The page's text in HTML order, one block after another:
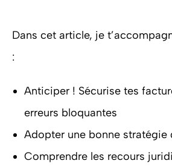
Dans cet article, je
:
Anticiper ! Sécurise tes
erreurs bloquantes
Adopter une bonne stratégie
Comprendre les recours